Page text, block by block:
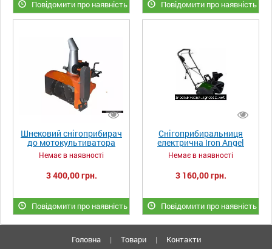
Повідомити про наявність Повідомити про наявність
Шнековий снігоприбирач
до мотокультиватора
Немає в наявності
3 400,00 грн.
Повідомити про наявність
Снігоприбиральниця
електрична Iron Angel
1800 розпродаж!!!
Немає в наявності
3 160,00 грн.
Повідомити про наявність
Головна | Товари | Контакти